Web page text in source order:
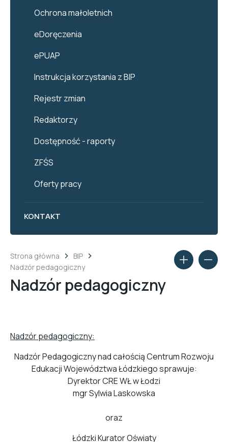
Ochrona małoletnich
eDoręczenia
ePUAP
Instrukcja korzystania z BIP
Rejestr zmian
Redaktorzy
Dostępność - raporty
ZFŚS
Oferty pracy
KONTAKT
Strona główna
BIP
Nadzór pedagogiczny
Nadzór pedagogiczny
Nadzór pedagogiczny:
Nadzór Pedagogiczny nad całością Centrum Rozwoju
Edukacji Województwa Łódzkiego sprawuje:
Dyrektor CRE WŁ w Łodzi
mgr Sylwia Laskowska
oraz
Łódzki Kurator Oświaty